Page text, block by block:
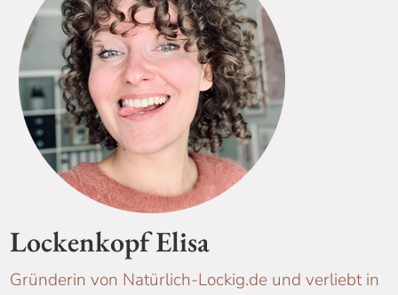
Lockenkopf Elisa
Gründerin von Natürlich-Lockig.de und verliebt in